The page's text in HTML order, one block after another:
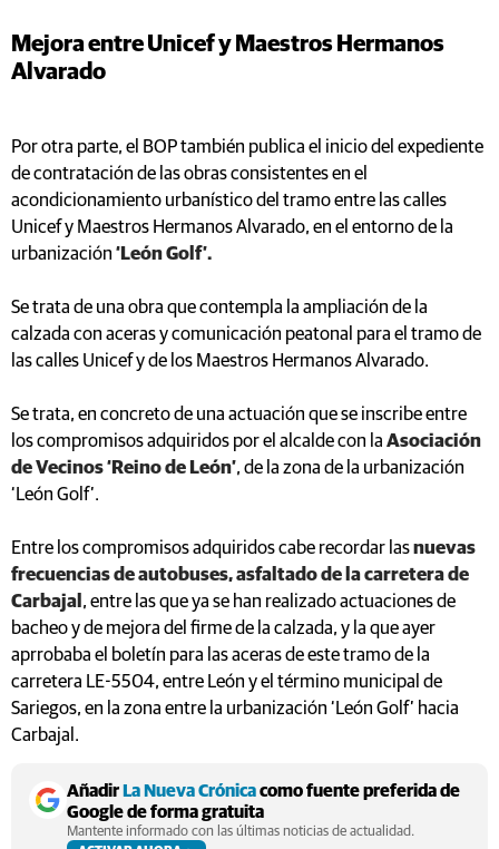
Mejora entre Unicef y Maestros Hermanos
Alvarado
Por otra parte, el BOP también publica el inicio del expediente
de contratación de las obras consistentes en el
acondicionamiento urbanístico del tramo entre las calles
Unicef y Maestros Hermanos Alvarado, en el entorno de la
urbanización ‘León Golf’.
Se trata de una obra que contempla la ampliación de la
calzada con aceras y comunicación peatonal para el tramo de
las calles Unicef y de los Maestros Hermanos Alvarado.
Se trata, en concreto de una actuación que se inscribe entre
los compromisos adquiridos por el alcalde con la Asociación
de Vecinos ‘Reino de León’, de la zona de la urbanización
‘León Golf’.
Entre los compromisos adquiridos cabe recordar lasnuevas
frecuencias de autobuses, asfaltado de la carretera de
Carbajal , entre las que ya se han realizado actuaciones de
bacheo y de mejora del firme de la calzada, y la que ayer
aprrobaba el boletín para las aceras de este tramo de la
carretera LE-5504, entre León y el término municipal de
Sariegos, en la zona entre la urbanización ‘León Golf’ hacia
Carbajal.
AñadirLa Nueva Crónicacomo fuente preferida de
Google de forma gratuita
Mantente informado con las últimas noticias de actualidad.